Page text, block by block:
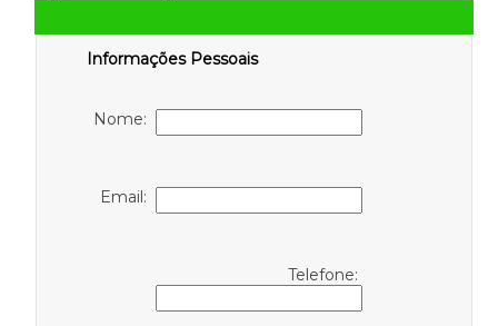
Informações Pessoais
Nome:
Email:
Telefone: